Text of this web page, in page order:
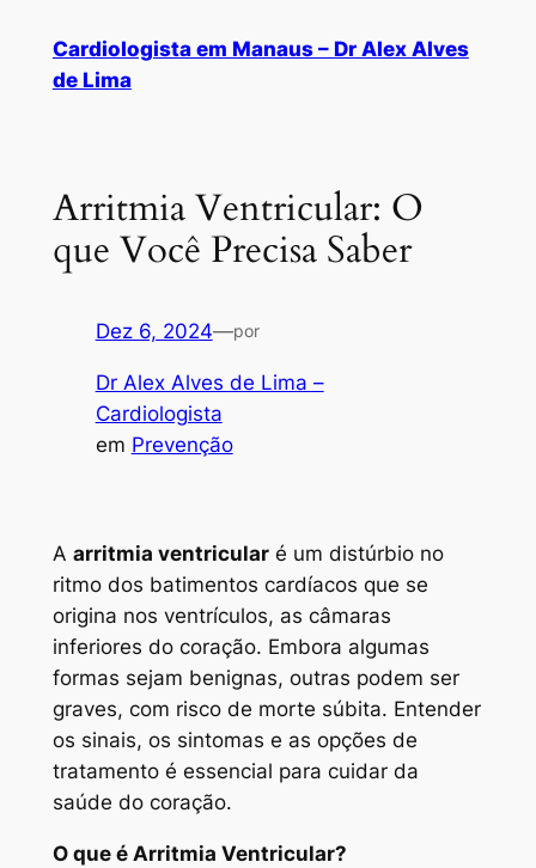
Cardiologista em Manaus – Dr Alex Alves
de Lima
Arritmia Ventricular: O
que Você Precisa Saber
Dez 6, 2024—por
Dr Alex Alves de Lima –
Cardiologista
em Prevenção
A arritmia ventricularé um distúrbio no
ritmo dos batimentos cardíacos que se
origina nos ventrículos, as câmaras
inferiores do coração. Embora algumas
formas sejam benignas, outras podem ser
graves, com risco de morte súbita. Entender
os sinais, os sintomas e as opções de
tratamento é essencial para cuidar da
saúde do coração.
O que é Arritmia Ventricular?